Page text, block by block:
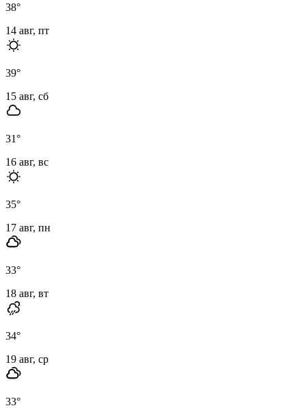
38°
14 авг, пт
39°
15 авг, сб
31°
16 авг, вс
35°
17 авг, пн
33°
18 авг, вт
34°
19 авг, ср
33°